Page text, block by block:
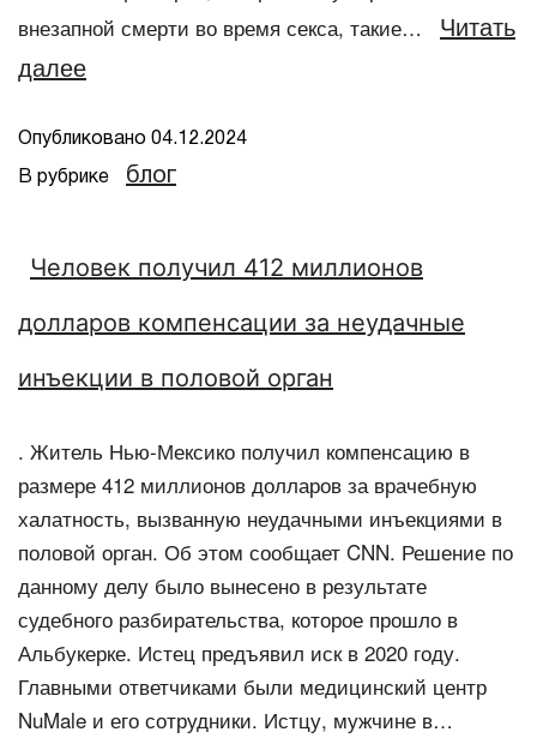
внезапной смерти во время секса, такие…
Читать
далее
Опубликовано 04.12.2024
В рубрике блог
Человек получил 412 миллионов
долларов компенсации за неудачные
инъекции в половой орган
. Житель Нью-Мексико получил компенсацию в
размере 412 миллионов долларов за врачебную
халатность, вызванную неудачными инъекциями в
половой орган. Об этом сообщает CNN. Решение по
данному делу было вынесено в результате
судебного разбирательства, которое прошло в
Альбукерке. Истец предъявил иск в 2020 году.
Главными ответчиками были медицинский центр
NuMale и его сотрудники. Истцу, мужчине в…